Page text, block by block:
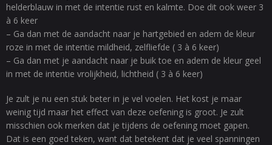
helderblauw in met de intentie rust en kalmte. Doe dit ook weer 3
à 6 keer
– Ga dan met de aandacht naar je hartgebied en adem de kleur
roze in met de intentie mildheid, zelfliefde ( 3 à 6 keer)
– Ga dan met je aandacht naar je buik toe en adem de kleur geel
in met de intentie vrolijkheid, lichtheid ( 3 à 6 keer)
Je zult je nu een stuk beter in je vel voelen. Het kost je maar
weinig tijd maar het effect van deze oefening is groot. Je zult
misschien ook merken dat je tijdens de oefening moet gapen.
Dat is een goed teken, want dat betekent dat je veel spanningen